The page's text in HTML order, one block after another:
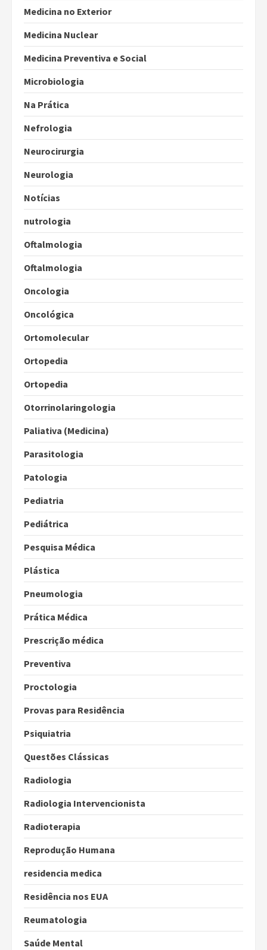
Medicina no Exterior
Medicina Nuclear
Medicina Preventiva e Social
Microbiologia
Na Prática
Nefrologia
Neurocirurgia
Neurologia
Notícias
nutrologia
Oftalmologia
Oftalmologia
Oncologia
Oncológica
Ortomolecular
Ortopedia
Ortopedia
Otorrinolaringologia
Paliativa (Medicina)
Parasitologia
Patologia
Pediatria
Pediátrica
Pesquisa Médica
Plástica
Pneumologia
Prática Médica
Prescrição médica
Preventiva
Proctologia
Provas para Residência
Psiquiatria
Questões Clássicas
Radiologia
Radiologia Intervencionista
Radioterapia
Reprodução Humana
residencia medica
Residência nos EUA
Reumatologia
Saúde Mental